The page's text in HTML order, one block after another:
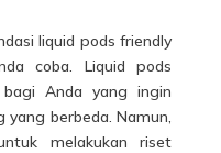
liquid pods friendly
coba. Liquid pods
Anda yang ingin
berbeda. Namun,
melakukan riset